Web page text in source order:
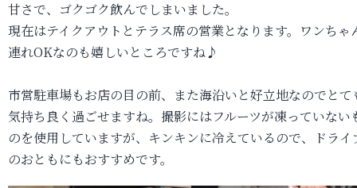
甘さで、ゴクゴク飲んでしまいました。
現在はテイクアウトとテラス席の営業となります。ワンちゃ
連れOKなのも嬉しいところですね♪
市営駐車場もお店の目の前、また海沿いと好立地なのでとて
気持ち良く過ごせますね。撮影にはフルーツが凍っていない
のを使用していますが、キンキンに冷えているので、ドライ
のおともにもおすすめです。